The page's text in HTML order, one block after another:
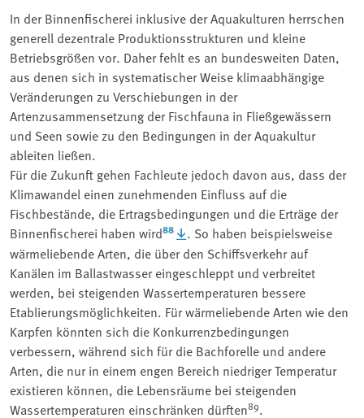
In der Binnenfischerei inklusive der Aquakulturen herrschen
generell dezentrale Produktionsstrukturen und kleine
Betriebsgrößen vor. Daher fehlt es an bundesweiten Daten,
aus denen sich in systematischer Weise klimaabhängige
Veränderungen zu Verschiebungen in der
Artenzusammensetzung der Fischfauna in Fließgewässern
und Seen sowie zu den Bedingungen in der Aquakultur
ableiten ließen.
Für die Zukunft gehen Fachleute jedoch davon aus, dass der
Klimawandel einen zunehmenden Einfluss auf die
Fischbestände, die Ertragsbedingungen und die Erträge der
Binnenfischerei haben wird88
. So haben beispielsweise
wärmeliebende Arten, die über den Schiffsverkehr auf
Kanälen im Ballastwasser eingeschleppt und verbreitet
werden, bei steigenden Wassertemperaturen bessere
Etablierungsmöglichkeiten. Für wärmeliebende Arten wie den
Karpfen könnten sich die Konkurrenzbedingungen
verbessern, während sich für die Bachforelle und andere
Arten, die nur in einem engen Bereich niedriger Temperatur
existieren können, die Lebensräume bei steigenden
Wassertemperaturen einschränken dürften89.